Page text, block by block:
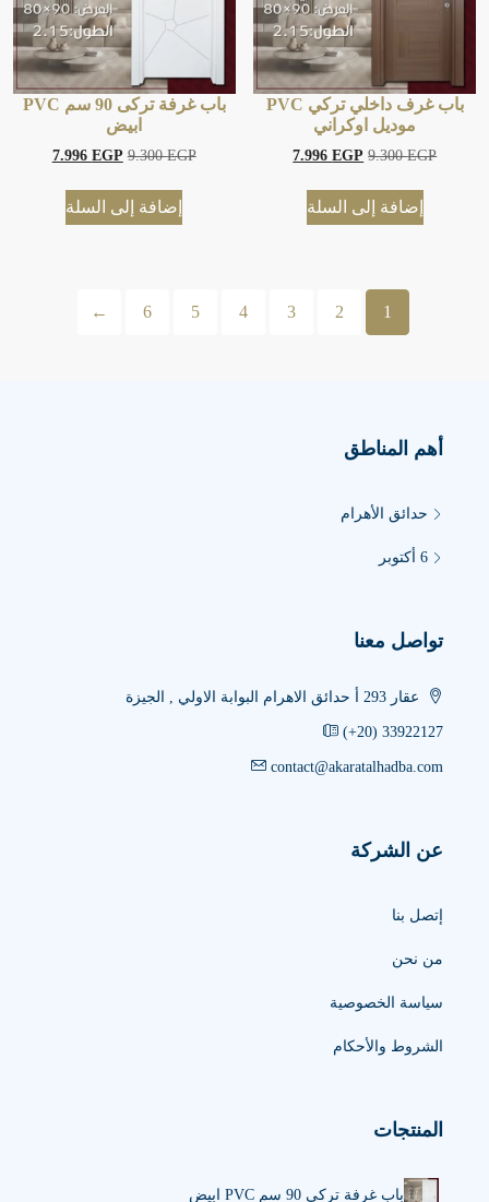
باب غرف داخلي تركي PVC
موديل اوكراني
9.300EGP
7.996EGP
إضافة إلى السلة
باب غرفة تركى 90 سم PVC
ابيض
9.300EGP
7.996 EGP
إضافة إلى السلة
1
2
3
4
5
6
←
أهم المناطق
حدائق الأهرام
6 أكتوبر
تواصل معنا
عقار 293 أ حدائق الاهرام البوابة الاولي , الجيزة
‎(+20) 33922127
contact@akaratalhadba.com
عن الشركة
إتصل بنا
من نحن
سياسة الخصوصية
الشروط والأحكام
المنتجات
باب غرفة تركى 90 سم PVC ابيض